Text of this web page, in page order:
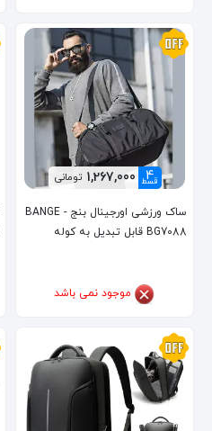
4
قسط 1,267,000 تومانی
ساک ورزشی اورجینال بنج BANGE -
BG7088 قابل تبدیل به کوله
موجود نمی باشد